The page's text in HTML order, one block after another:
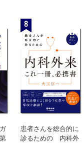
障害者手帳，生活支援，
ジャー
入院をきっかけに症状
支援センター
としたイベント，就労
飲んでも症状があまり
が進んできたが，リハ
が続けられるか心配
8
患者さんを総合的に
診るための 内科外